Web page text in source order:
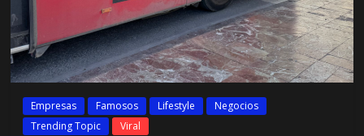
Empresas Famosos Lifestyle
Negocios
Trending Topic
Viral